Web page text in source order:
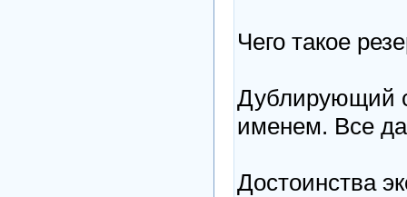
Чего такое
Дублирующий
именем. Все
Достоинства